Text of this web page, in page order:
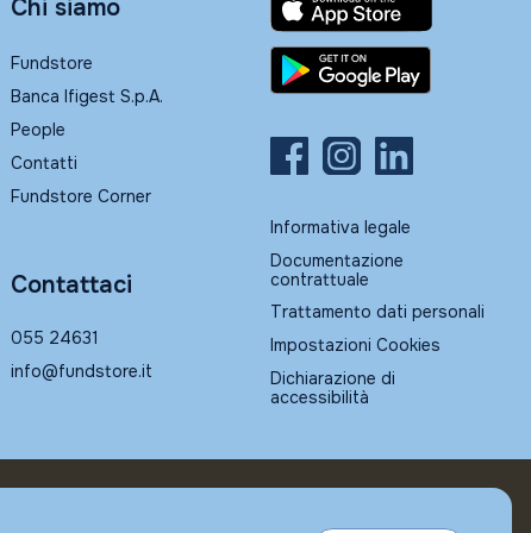
Chi siamo
Fundstore
Banca Ifigest S.p.A.
People
Contatti
Fundstore Corner
Contattaci
055 24631
info@fundstore.it
Informativa legale
Documentazione
contrattuale
Trattamento dati personali
Impostazioni Cookies
Dichiarazione di
accessibilità